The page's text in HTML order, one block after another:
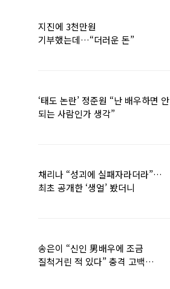
지진에 3천만원
기부했는데…“더러운 돈”
‘태도 논란’ 정준원 “난 배우하면 안
되는 사람인가 생각”
채리나 “성괴에 실패자라더라”…
최초 공개한 ‘생얼’ 봤더니
송은이 “신인 男배우에 조금
질척거린 적 있다” 충격 고백…